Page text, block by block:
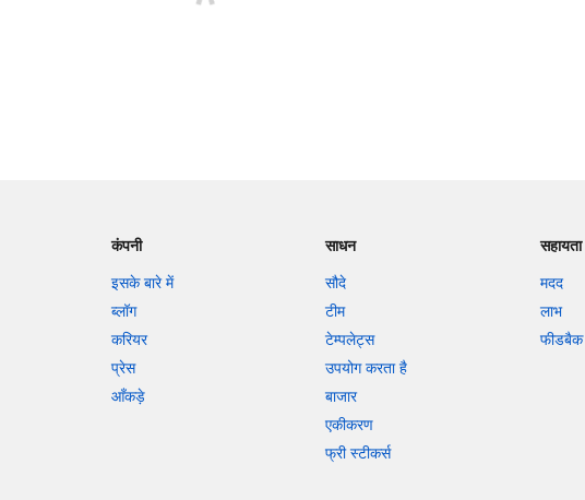
कंपनी
इसके बारे में
ब्लॉग
करियर
प्रेस
आँकड़े
साधन
सौदे
टीम
टेम्पलेट्स
उपयोग करता है
बाजार
एकीकरण
फ्री स्टीकर्स
सहायता
मदद
लाभ
फीडबैक